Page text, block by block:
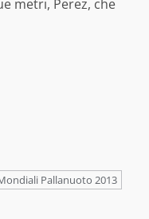
metri, Perez, che
Pallanuoto 2013